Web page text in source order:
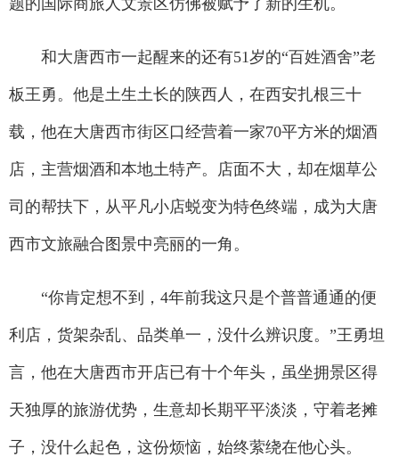
题的国际商旅人文景区仿佛被赋予了新的生机。
和大唐西市一起醒来的还有51岁的“百姓酒舍”老
板王勇。他是土生土长的陕西人，在西安扎根三十
载，他在大唐西市街区口经营着一家70平方米的烟酒
店，主营烟酒和本地土特产。店面不大，却在烟草公
司的帮扶下，从平凡小店蜕变为特色终端，成为大唐
西市文旅融合图景中亮丽的一角。
“你肯定想不到，4年前我这只是个普普通通的便
利店，货架杂乱、品类单一，没什么辨识度。”王勇坦
言，他在大唐西市开店已有十个年头，虽坐拥景区得
天独厚的旅游优势，生意却长期平平淡淡，守着老摊
子，没什么起色，这份烦恼，始终萦绕在他心头。